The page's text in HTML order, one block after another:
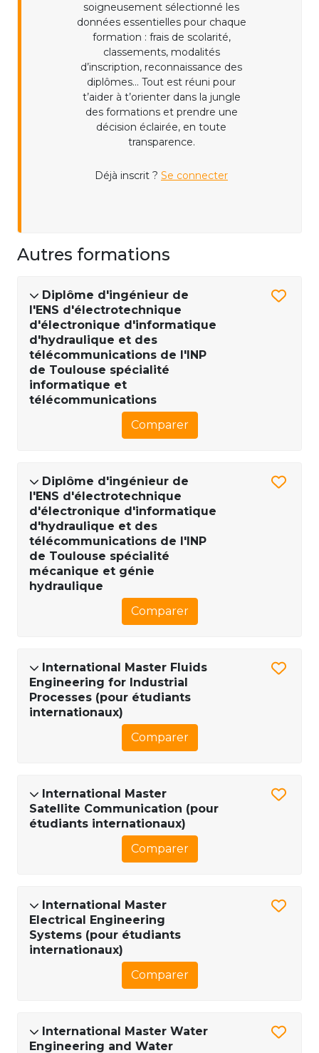
soigneusement sélectionné les
données essentielles pour chaque
formation : frais de scolarité,
classements, modalités
d’inscription, reconnaissance des
diplômes... Tout est réuni pour
t’aider à t’orienter dans la jungle
des formations et prendre une
décision éclairée, en toute
transparence.
Déjà inscrit ? Se connecter
Autres formations
Diplôme d'ingénieur de
l'ENS d'électrotechnique
d'électronique d'informatique
d'hydraulique et des
télécommunications de l'INP
de Toulouse spécialité
informatique et
télécommunications
Comparer
Diplôme d'ingénieur de
l'ENS d'électrotechnique
d'électronique d'informatique
d'hydraulique et des
télécommunications de l'INP
de Toulouse spécialité
mécanique et génie
hydraulique
Comparer
International Master Fluids
Engineering for Industrial
Processes (pour étudiants
internationaux)
Comparer
International Master
Satellite Communication (pour
étudiants internationaux)
Comparer
International Master
Electrical Engineering
Systems (pour étudiants
internationaux)
Comparer
International Master Water
Engineering and Water